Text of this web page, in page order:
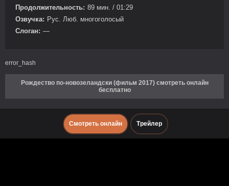
Продолжительность: 89 мин. / 01:29
Озвучка: Рус. Люб. многоголосый
Слоган: —
error_hash
Рождество по-новозеландски (фильм 2017) смотреть онлайн
бесплатно
Смотреть онлайн Трейлер